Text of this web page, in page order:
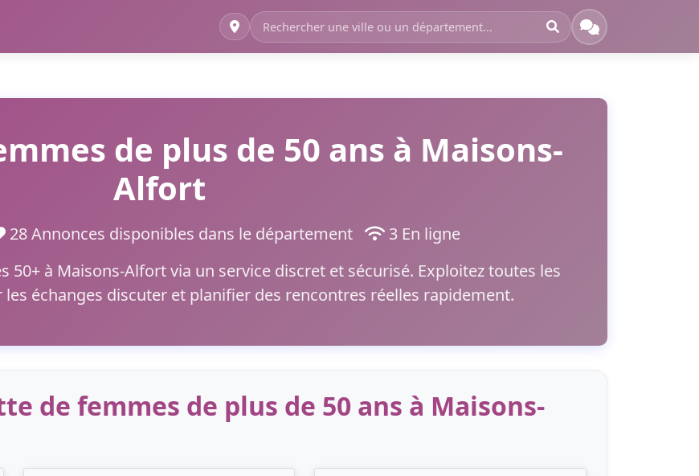
de plus de 50 ans à Maisons-
Alfort
28 Annonces disponibles dans le département
3 En ligne
50+ à Maisons-Alfort via un service discret et sécurisé. Exploitez toutes les
échanges discuter et planifier des rencontres réelles rapidement.
de femmes de plus de 50 ans à Maisons-